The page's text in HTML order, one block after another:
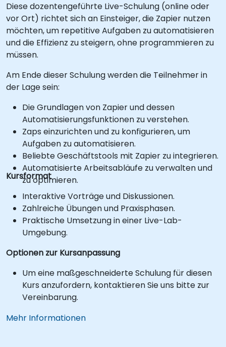
Diese dozentengeführte Live-Schulung (online oder
vor Ort) richtet sich an Einsteiger, die Zapier nutzen
möchten, um repetitive Aufgaben zu automatisieren
und die Effizienz zu steigern, ohne programmieren zu
müssen.
Am Ende dieser Schulung werden die Teilnehmer in
der Lage sein:
Die Grundlagen von Zapier und dessen
Automatisierungsfunktionen zu verstehen.
Zaps einzurichten und zu konfigurieren, um
Aufgaben zu automatisieren.
Beliebte Geschäftstools mit Zapier zu integrieren.
Automatisierte Arbeitsabläufe zu verwalten und
zu optimieren.
Kursformat
Interaktive Vorträge und Diskussionen.
Zahlreiche Übungen und Praxisphasen.
Praktische Umsetzung in einer Live-Lab-
Umgebung.
Optionen zur Kursanpassung
Um eine maßgeschneiderte Schulung für diesen
Kurs anzufordern, kontaktieren Sie uns bitte zur
Vereinbarung.
Mehr Informationen